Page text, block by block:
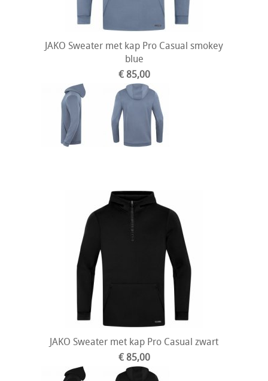
JAKO Sweater met kap Pro Casual smokey
blue
€ 85,00
JAKO Sweater met kap Pro Casual zwart
€ 85,00